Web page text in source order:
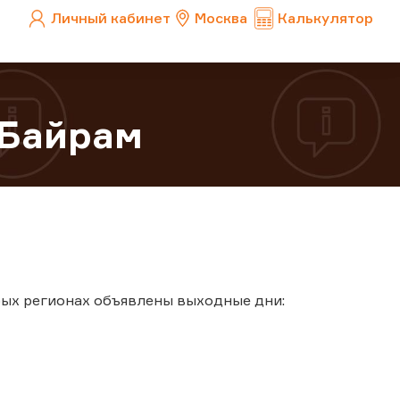
Личный кабинет Москва Калькулятор
регионах объявлены выходные дни: